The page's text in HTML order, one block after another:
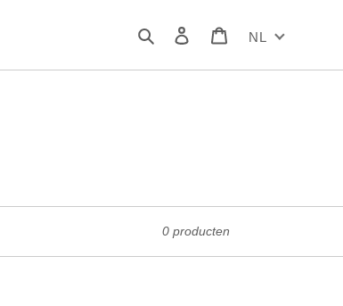
Zoeken Inloggen Winkelwagen
NL
0 producten